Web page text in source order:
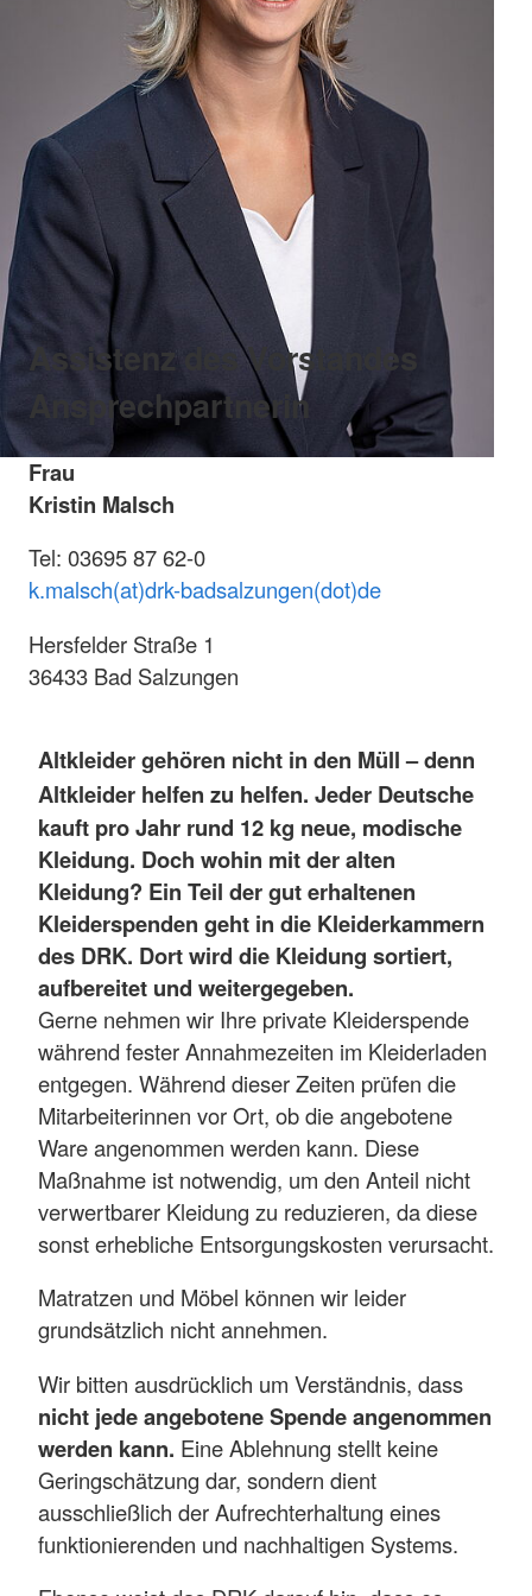
Assistenz des Vorstandes
Ansprechpartnerin
Frau
Kristin Malsch
Tel: 03695 87 62-0
k.malsch(at)drk-badsalzungen(dot)de
Hersfelder Straße 1
36433 Bad Salzungen
Altkleider gehören nicht in den Müll – denn
Altkleider helfen zu helfen. Jeder Deutsche
kauft pro Jahr rund 12 kg neue, modische
Kleidung. Doch wohin mit der alten
Kleidung? Ein Teil der gut erhaltenen
Kleiderspenden geht in die Kleiderkammern
des DRK. Dort wird die Kleidung sortiert,
aufbereitet und weitergegeben.
Gerne nehmen wir Ihre private Kleiderspende
während fester Annahmezeiten im Kleiderladen
entgegen. Während dieser Zeiten prüfen die
Mitarbeiterinnen vor Ort, ob die angebotene
Ware angenommen werden kann. Diese
Maßnahme ist notwendig, um den Anteil nicht
verwertbarer Kleidung zu reduzieren, da diese
sonst erhebliche Entsorgungskosten verursacht.
Matratzen und Möbel können wir leider
grundsätzlich nicht annehmen.
Wir bitten ausdrücklich um Verständnis, dass
nicht jede angebotene Spende angenommen
werden kann. Eine Ablehnung stellt keine
Geringschätzung dar, sondern dient
ausschließlich der Aufrechterhaltung eines
funktionierenden und nachhaltigen Systems.